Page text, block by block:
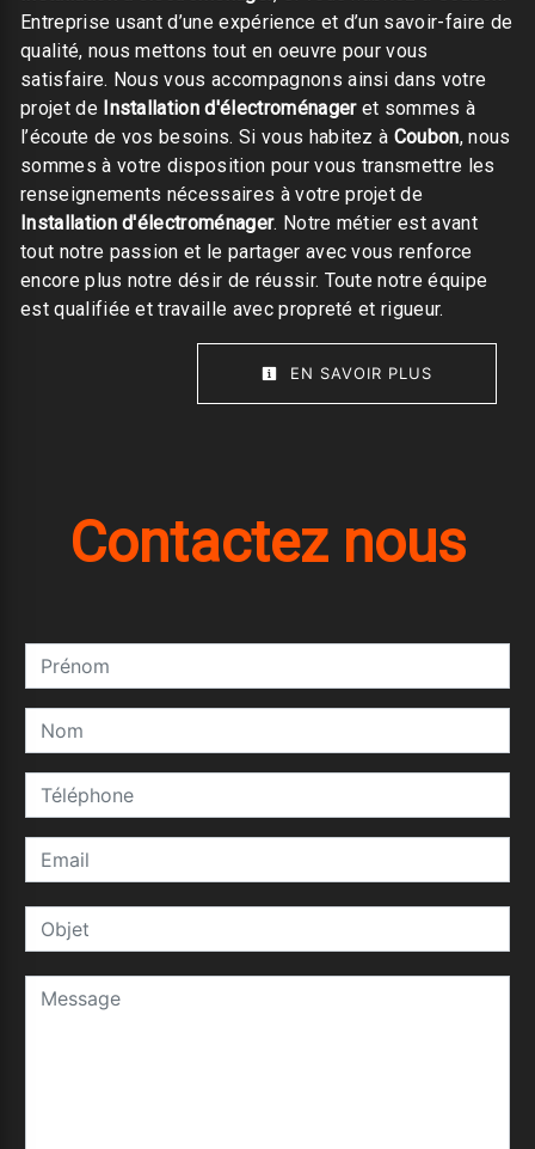
Entreprise usant d’une expérience et d’un savoir-faire de
qualité, nous mettons tout en oeuvre pour vous
satisfaire. Nous vous accompagnons ainsi dans votre
projet de Installation d'électroménageret sommes à
l’écoute de vos besoins. Si vous habitez à Coubon, nous
sommes à votre disposition pour vous transmettre les
renseignements nécessaires à votre projet de
Installation d'électroménager. Notre métier est avant
tout notre passion et le partager avec vous renforce
encore plus notre désir de réussir. Toute notre équipe
est qualifiée et travaille avec propreté et rigueur.
EN SAVOIR PLUS
Contactez nous